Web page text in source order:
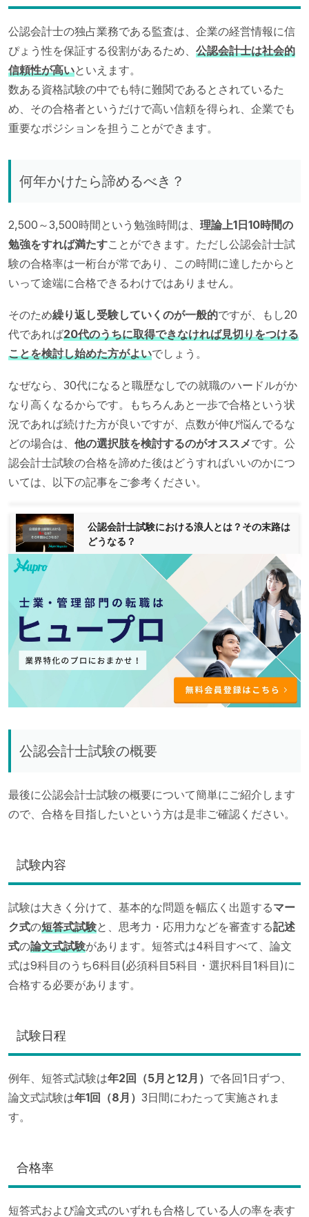
公認会計士の独占業務である監査は、企業の経営情報に信
ぴょう性を保証する役割があるため、 公認会計士は社会的
信頼性が高いといえます。
数ある資格試験の中でも特に難関であるとされているた
め、その合格者というだけで高い信頼を得られ、企業でも
重要なポジションを担うことができます。
何年かけたら諦めるべき？
2,500～3,500時間という勉強時間は、 理論上1日10時間の
勉強をすれば満たすことができます。ただし公認会計士試
験の合格率は一桁台が常であり、この時間に達したからと
いって途端に合格できるわけではありません。
そのため繰り返し受験していくのが一般的ですが、もし20
代であれば20代のうちに取得できなければ見切りをつける
ことを検討し始めた方がよいでしょう。
なぜなら、30代になると職歴なしでの就職のハードルがか
なり高くなるからです。もちろんあと一歩で合格という状
況であれば続けた方が良いですが、点数が伸び悩んでるな
どの場合は、 他の選択肢を検討するのがオススメです。公
認会計士試験の合格を諦めた後はどうすればいいのかにつ
いては、以下の記事をご参考ください。
公認会計士試験における浪人とは？その末路は
どうなる？
公認会計士試験の概要
最後に公認会計士試験の概要について簡単にご紹介します
ので、合格を目指したいという方は是非ご確認ください。
試験内容
試験は大きく分けて、基本的な問題を幅広く出題するマー
ク式の短答式試験と、思考力・応用力などを審査する記述
式の論文式試験があります。短答式は4科目すべて、論文
式は9科目のうち6科目(必須科目5科目・選択科目1科目)に
合格する必要があります。
試験日程
例年、短答式試験は年2回（5月と12月） で各回1日ずつ、
論文式試験は年1回（8月） 3日間にわたって実施されま
す。
合格率
短答式および論文式のいずれも合格している人の率を表す